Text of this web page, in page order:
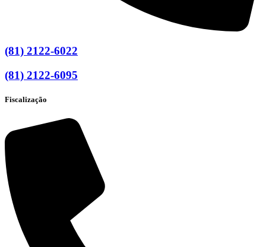
(81) 2122-6022
(81) 2122-6095
Fiscalização